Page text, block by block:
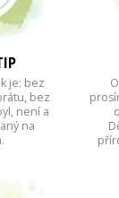
je: bez
bez
není a
na